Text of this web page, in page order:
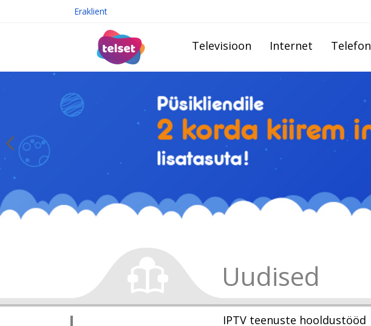
Eraklient
Televisioon Internet Telefon
Uudised
IPTV teenuste hooldustööd